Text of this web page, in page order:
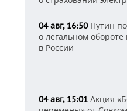
04 авг, 16:50Путин
о легальном
в России
04 авг, 15:01 Акция